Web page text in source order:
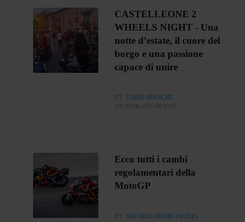
CASTELLEONE 2
WHEELS NIGHT - Una
notte d’estate, il cuore del
borgo e una passione
capace di unire
BY
FABIO BIANCHI
ON 03-08-2026 08:10:57
Ecco tutti i cambi
regolamentari della
MotoGP
BY
MICHELE RUBIN (WOLF)